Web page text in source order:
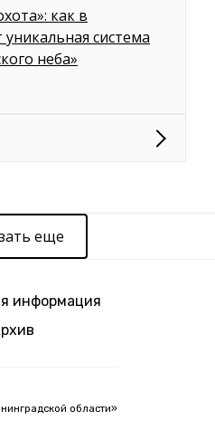
как в
система
неба»
еще
информация
области»